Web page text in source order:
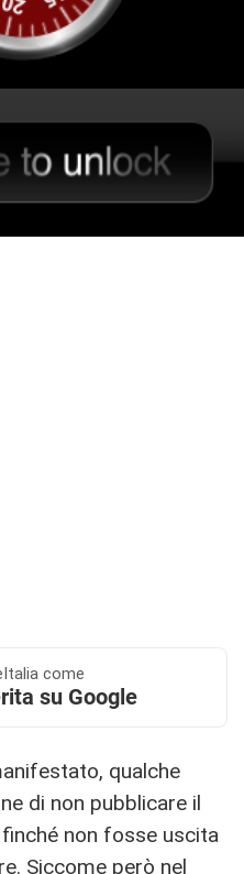
come
su Google
qualche
di non pubblicare il
finché non fosse uscita
Siccome però nel